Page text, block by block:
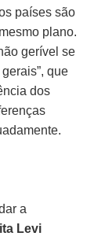
países são
plano.
gerível se
que
dos
a
Levi